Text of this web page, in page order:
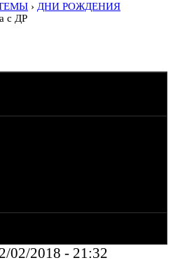
› ДНИ РОЖДЕНИЯ
с ДР
02/2018 - 21:32